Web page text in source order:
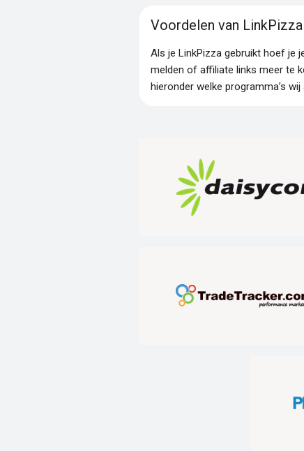
Voordelen van LinkPizza
Als je LinkPizza gebruikt hoef je
melden of affiliate links meer te
hieronder welke programma’s